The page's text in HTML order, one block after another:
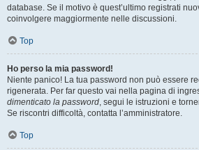
database. Se il motivo è quest’ultimo registrati
coinvolgere maggiormente nelle discussioni.
Top
Ho perso la mia password!
Niente panico! La tua password non può essere
rigenerata. Per far questo vai nella pagina di
dimenticato la password, segui le istruzioni e
Se riscontri difficoltà, contatta l’amministratore.
Top